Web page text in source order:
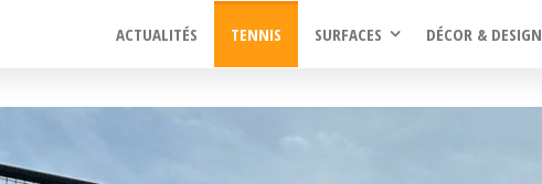
ACTUALITÉS TENNIS SURFACES DÉCOR & DESIGN